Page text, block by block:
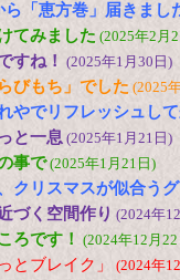
「恵方巻」届きまし
てみました (2025年2月
すね！ (2025年1月30日)
びもち」でした (2025
やでリフレッシュし
と一息 (2025年1月21日)
事で(2025年1月21日)
クリスマスが似合う
づく空間作り (2024年
ろです！ (2024年12月
とブレイク」 (2024年